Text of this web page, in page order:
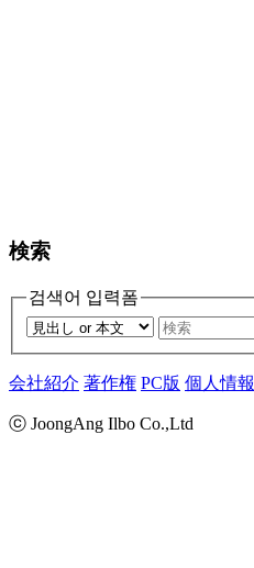
検索
검색어 입력폼
会社紹介 著作権 PC版 個人情報
ⓒ JoongAng Ilbo Co.,Ltd